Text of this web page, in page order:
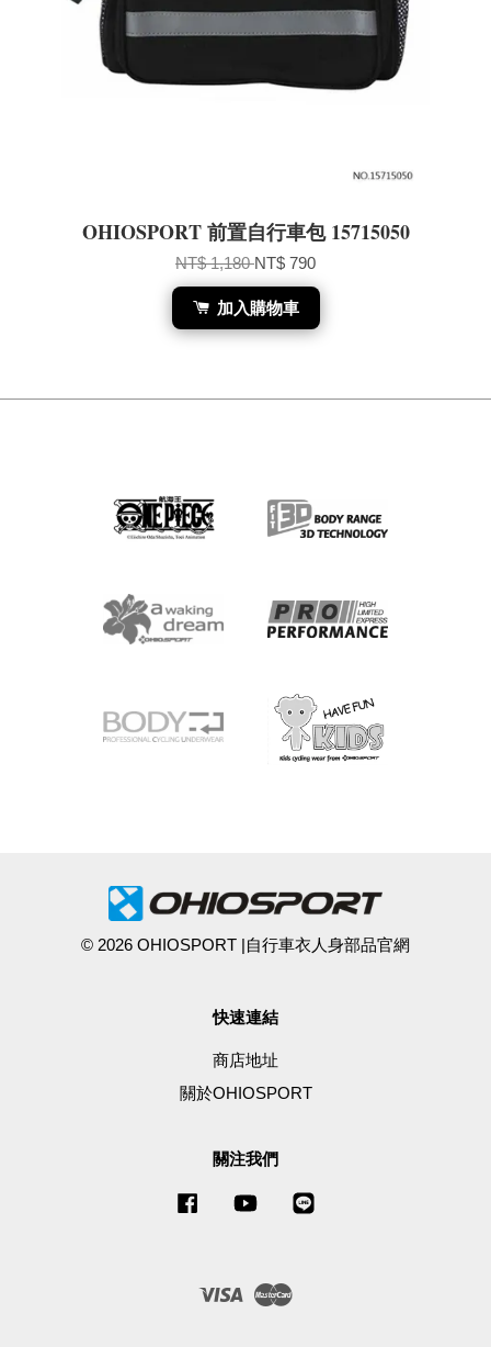
OHIOSPORT 前置自行車包 15715050
NT$ 1,180NT$ 790
加入購物車
© 2026 OHIOSPORT |自行車衣人身部品官網
快速連結
商店地址
關於OHIOSPORT
關注我們
Facebook YouTube
Visa